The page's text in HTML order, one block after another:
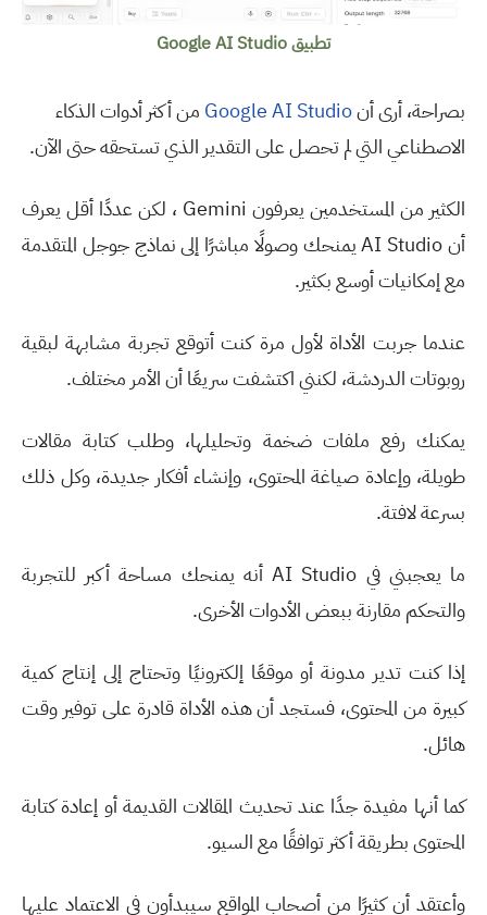
تطبيقGoogle AI Studio
بصراحة، أرى أنGoogle AI Studio من أكثر أدوات الذكاء
الاصطناعي التي لم تحصل على التقدير الذي تستحقه حتى الآن.
الكثير من المستخدمين يعرفون Gemini ، لكن عددًا أقل يعرف
أنAI Studioيمنحك وصولًا مباشرًا إلى نماذج جوجل المتقدمة
مع إمكانيات أوسع بكثير.
عندما جربت الأداة لأول مرة كنت أتوقع تجربة مشابهة لبقية
روبوتات الدردشة، لكنني اكتشفت سريعًا أن الأمر مختلف.
يمكنك رفع ملفات ضخمة وتحليلها، وطلب كتابة مقالات
طويلة، وإعادة صياغة المحتوى، وإنشاء أفكار جديدة، وكل ذلك
بسرعة لافتة.
ما يعجبني في AI Studioأنه يمنحك مساحة أكبر للتجربة
والتحكم مقارنة ببعض الأدوات الأخرى.
إذا كنت تدير مدونة أو موقعًا إلكترونيًا وتحتاج إلى إنتاج كمية
كبيرة من المحتوى، فستجد أن هذه الأداة قادرة على توفير وقت
هائل.
كما أنها مفيدة جدًا عند تحديث المقالات القديمة أو إعادة كتابة
المحتوى بطريقة أكثر توافقًا مع السيو.
وأعتقد أن كثيرًا من أصحاب المواقع سيبدأون في الاعتماد عليها